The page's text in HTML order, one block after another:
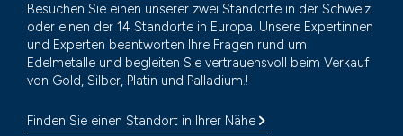
Besuchen Sie einen unserer zwei Standorte in der Schweiz
oder einen der 14 Standorte in Europa. Unsere Expertinnen
und Experten beantworten Ihre Fragen rund um
Edelmetalle und begleiten Sie vertrauensvoll beim Verkauf
von Gold, Silber, Platin und Palladium.!
Finden Sie einen Standort in Ihrer Nähe